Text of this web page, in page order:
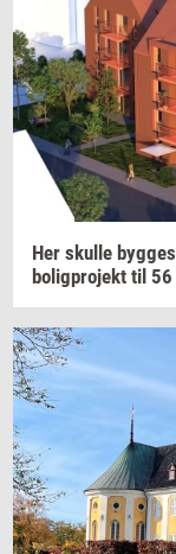
Her skul­le byg­ges
bo­lig­pro­jekt til 56